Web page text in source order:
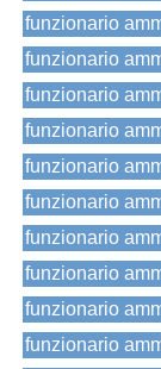
funzionario
funzionario
funzionario
funzionario
funzionario
funzionario
funzionario
funzionario
funzionario
funzionario